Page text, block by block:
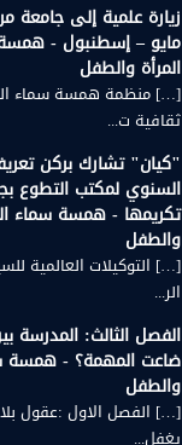
مايو – إسطنبول - همسة
المرأة والطفل
[…] منظمة همسة سماء
ثقافية ت...
"كيان" تشارك بركن
السنوي لمكتب التطوع
تكريمها - همسة سماء
والطفل
[…] التوكيلات العالمية
الر...
الفصل الثالث: المدرسة
ضاعت المهمة؟ - همسة
والطفل
[…] الفصل الاول :عقول
يغفل...